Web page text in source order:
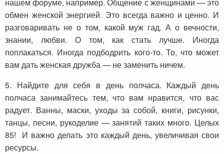
нашем форуме, например. Общение с женщинами — это
обмен женской энергией. Это всегда важно и ценно. И
разговаривать не о том, какой муж гад. А о вечности,
знании, любви. О том, как стать лучше. Иногда
поплакаться. Иногда подбодрить кого-то. То, что может
вам дать женская дружба — не заменить ничем.
5. Найдите для себя в день полчаса. Каждый день
полчаса занимайтесь тем, что вам нравится, что вас
радует. Ванны, маски, уходы за собой, книги, рисунки,
танцы, песни, рукоделие — занятий таких много. Целых
85! И важно делать это каждый день, увеличивая свои
ресурсы.